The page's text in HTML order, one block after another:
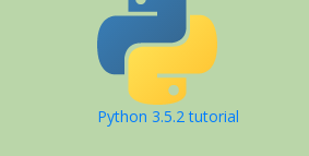
Python 3.5.2 tutorial